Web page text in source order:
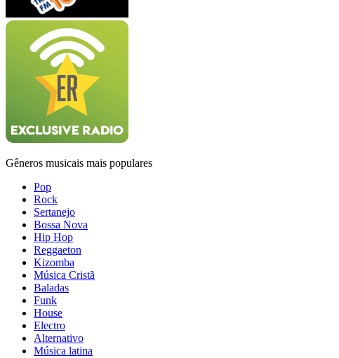
Gêneros musicais mais populares
Pop
Rock
Sertanejo
Bossa Nova
Hip Hop
Reggaeton
Kizomba
Música Cristã
Baladas
Funk
House
Electro
Alternativo
Música latina